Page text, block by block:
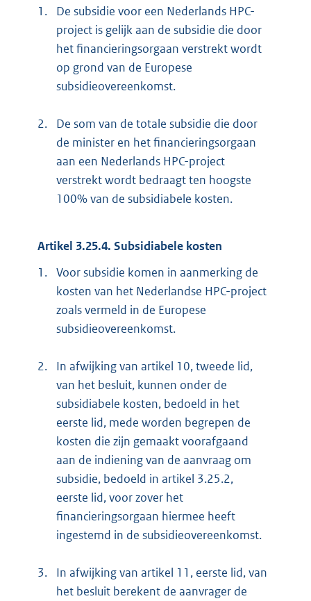
1.
De subsidie voor een Nederlands HPC-
project is gelijk aan de subsidie die door
het financieringsorgaan verstrekt wordt
op grond van de Europese
subsidieovereenkomst.
2.
De som van de totale subsidie die door
de minister en het financieringsorgaan
aan een Nederlands HPC-project
verstrekt wordt bedraagt ten hoogste
100% van de subsidiabele kosten.
Artikel 3.25.4. Subsidiabele kosten
1. Voor subsidie komen in aanmerking de
kosten van het Nederlandse HPC-project
zoals vermeld in de Europese
subsidieovereenkomst.
2.
In afwijking van artikel 10, tweede lid,
van het besluit, kunnen onder de
subsidiabele kosten, bedoeld in het
eerste lid, mede worden begrepen de
kosten die zijn gemaakt voorafgaand
aan de indiening van de aanvraag om
subsidie, bedoeld in artikel 3.25.2,
eerste lid, voor zover het
financieringsorgaan hiermee heeft
ingestemd in de subsidieovereenkomst.
3.
In afwijking van artikel 11, eerste lid, van
het besluit berekent de aanvrager de